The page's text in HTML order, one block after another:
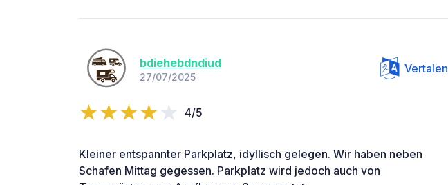
bdiehebdndiud
27/07/2025
Vertalen
4/5
Kleiner entspannter Parkplatz, idyllisch gelegen. Wir haben neben
Schafen Mittag gegessen. Parkplatz wird jedoch auch von